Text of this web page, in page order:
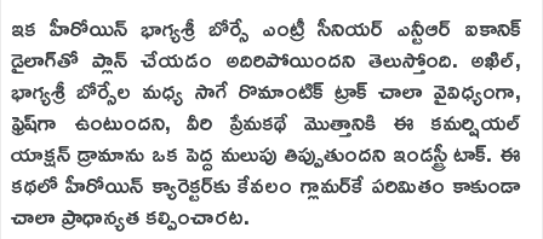
ఇక హీరోయిన్ భాగ్యశ్రీ బోర్సే ఎంట్రీ సీనియర్ ఎన్టీఆర్ ఐకానిక్
డైలాగ్‌తో ప్లాన్ చేయడం అదిరిపోయిందని తెలుస్తోంది. అఖిల్,
భాగ్యశ్రీ బోర్సేల మధ్య సాగే రొమాంటిక్ ట్రాక్ చాలా వైవిధ్యంగా,
ఫ్రెష్‌గా ఉంటుందని, వీరి ప్రేమకథే మొత్తానికి ఈ కమర్షియల్
యాక్షన్ డ్రామాను ఒక పెద్ద మలుపు తిప్పుతుందని ఇండస్ట్రీ టాక్. ఈ
కథలో హీరోయిన్ క్యారెక్టర్‌కు కేవలం గ్లామర్‌కే పరిమితం కాకుండా
చాలా ప్రాధాన్యత కల్పించారట.